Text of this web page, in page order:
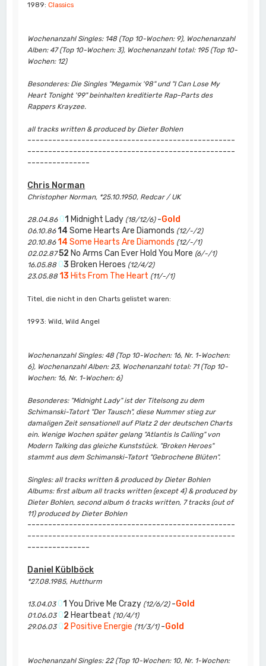
1989:Classics
Wochenanzahl Singles: 148 (Top 10-Wochen: 9), Wochenanzahl
Alben: 47 (Top 10-Wochen: 3), Wochenanzahl total: 195 (Top 10-
Wochen: 12)
Besonderes: Die Singles "Megamix '98" und "I Can Lose My
Heart Tonight '99" beinhalten kreditierte Rap-Parts des
Rappers Krayzee.
all tracks written & produced by Dieter Bohlen
--------------------------------------------------
--------------------------------------------------
---------------
Chris Norman
Christopher Norman, *25.10.1950, Redcar / UK
28.04.86 01 Midnight Lady (18/12/6)-Gold
06.10.86 14 Some Hearts Are Diamonds (12/-/2)
20.10.86 14 Some Hearts Are Diamonds (12/-/1)
02.02.87 52 No Arms Can Ever Hold You More (6/-/1)
16.05.88 03 Broken Heroes (12/4/2)
23.05.88 13 Hits From The Heart (11/-/1)
Titel, die nicht in den Charts gelistet waren:
1993: Wild, Wild Angel
Wochenanzahl Singles: 48 (Top 10-Wochen: 16, Nr. 1-Wochen:
6), Wochenanzahl Alben: 23, Wochenanzahl total: 71 (Top 10-
Wochen: 16, Nr. 1-Wochen: 6)
Besonderes: "Midnight Lady" ist der Titelsong zu dem
Schimanski-Tatort "Der Tausch", diese Nummer stieg zur
damaligen Zeit sensationell auf Platz 2 der deutschen Charts
ein. Wenige Wochen später gelang "Atlantis Is Calling" von
Modern Talking das gleiche Kunststück. "Broken Heroes"
stammt aus dem Schimanski-Tatort "Gebrochene Blüten".
Singles: all tracks written & produced by Dieter Bohlen
Albums: first album all tracks written (except 4) & produced by
Dieter Bohlen, second album 6 tracks written, 7 tracks (out of
11) produced by Dieter Bohlen
--------------------------------------------------
--------------------------------------------------
---------------
Daniel Küblböck
*27.08.1985, Hutthurm
13.04.03 01 You Drive Me Crazy (12/6/2)-Gold
01.06.03 02 Heartbeat (10/4/1)
29.06.03 02 Positive Energie (11/3/1)-Gold
Wochenanzahl Singles: 22 (Top 10-Wochen: 10, Nr. 1-Wochen: